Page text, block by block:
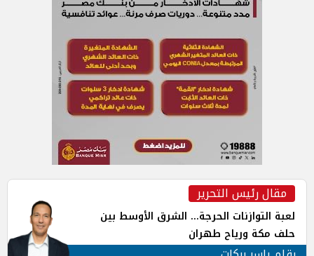
مقال رئيس التحرير
لعبة التوازنات الحرجة... الشرق الأوسط بين
حلف مكة ورياح طهران